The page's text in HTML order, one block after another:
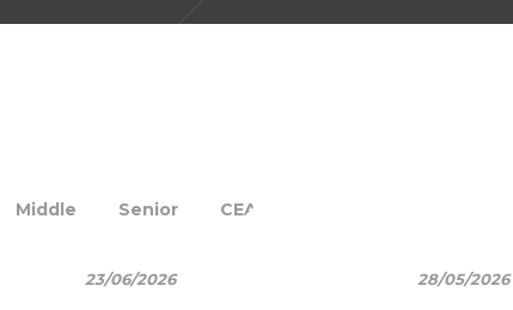
Middle Senior CEAL
23/06/2026 28/05/2026